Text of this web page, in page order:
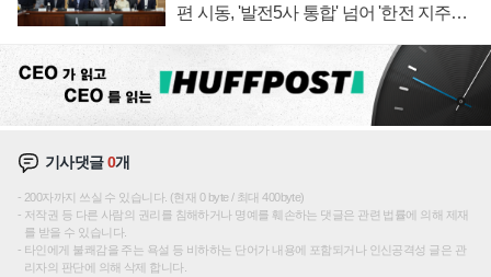
편 시동, '발전5사 통합' 넘어 '한전 지주사'
기사댓글0개
200자까지 쓰실 수 있습니다. (현재 0 byte / 최대 400byte)
저작권 등 다른 사람의 권리를 침해하거나 명예를 훼손하는 댓글은 관련 법률에 의해 제재
를 받을 수 있습니다.
타인에게 불쾌감을 주는 욕설 등 비하하는 단어가 내용에 포함되거나 인신공격성 글은 관
리자의 판단에 의해 삭제 합니다.